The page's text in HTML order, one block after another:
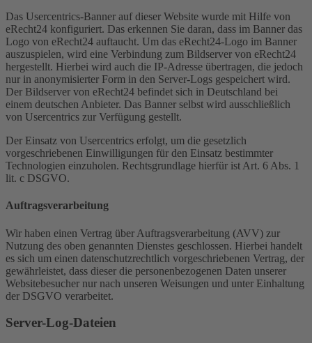
Das Usercentrics-Banner auf dieser Website wurde mit Hilfe von
eRecht24 konfiguriert. Das erkennen Sie daran, dass im Banner das
Logo von eRecht24 auftaucht. Um das eRecht24-Logo im Banner
auszuspielen, wird eine Verbindung zum Bildserver von eRecht24
hergestellt. Hierbei wird auch die IP-Adresse übertragen, die jedoch
nur in anonymisierter Form in den Server-Logs gespeichert wird.
Der Bildserver von eRecht24 befindet sich in Deutschland bei
einem deutschen Anbieter. Das Banner selbst wird ausschließlich
von Usercentrics zur Verfügung gestellt.
Der Einsatz von Usercentrics erfolgt, um die gesetzlich
vorgeschriebenen Einwilligungen für den Einsatz bestimmter
Technologien einzuholen. Rechtsgrundlage hierfür ist Art. 6 Abs. 1
lit. c DSGVO.
Auftragsverarbeitung
Wir haben einen Vertrag über Auftragsverarbeitung (AVV) zur
Nutzung des oben genannten Dienstes geschlossen. Hierbei handelt
es sich um einen datenschutzrechtlich vorgeschriebenen Vertrag, der
gewährleistet, dass dieser die personenbezogenen Daten unserer
Websitebesucher nur nach unseren Weisungen und unter Einhaltung
der DSGVO verarbeitet.
Server-Log-Dateien